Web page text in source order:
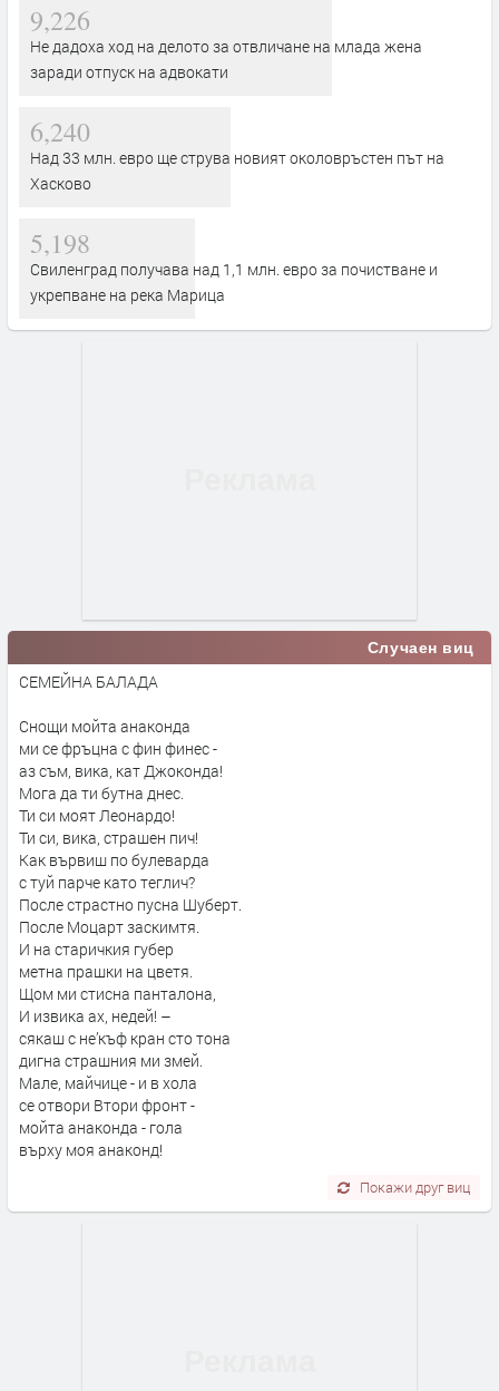
9,226
Не дадоха ход на делото за отвличане на млада жена
заради отпуск на адвокати
6,240
Над 33 млн. евро ще струва новият околовръстен път на
Хасково
5,198
Свиленград получава над 1,1 млн. евро за почистване и
укрепване на река Марица
Случаен виц
СЕМЕЙНА БАЛАДА
Снощи мойта анаконда
ми се фръцна с фин финес -
аз съм, вика, кат Джоконда!
Мога да ти бутна днес.
Ти си моят Леонардо!
Ти си, вика, страшен пич!
Как вървиш по булеварда
с туй парче като теглич?
После страстно пусна Шуберт.
После Моцарт заскимтя.
И на старичкия губер
метна прашки на цветя.
Щом ми стисна панталона,
И извика ах, недей! –
сякаш с не’къф кран сто тона
дигна страшния ми змей.
Мале, майчице - и в хола
се отвори Втори фронт -
мойта анаконда - гола
върху моя анаконд!
Покажи друг виц